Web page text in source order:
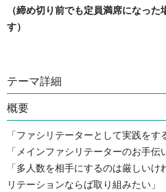
（締め切り前でも定員満席になっ
す）
テーマ詳細
概要
「ファシリテーターとして実践をす
「メインファシリテーターのお手伝
「多人数を相手にするのは厳しい
リテーションならば取り組みたい」